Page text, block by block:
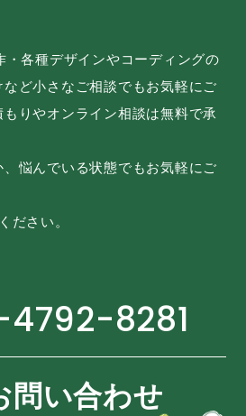
・各種デザインやコーディングの
ど小さなご相談でもお気軽にご
りやオンライン相談は無料で承
悩んでいる状態でもお気軽にご
ださい。
8281
問い合わせ